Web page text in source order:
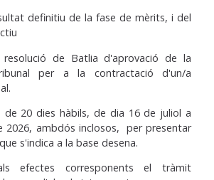
definitiu de la fase de mèrits, i del
de Batlia d'aprovació de la
per a la contractació d'un/a
de 20 dies hàbils, de dia 16 de juliol a
2026, ambdós inclosos, per presentar
s'indica a la base desena.
efectes corresponents el tràmit